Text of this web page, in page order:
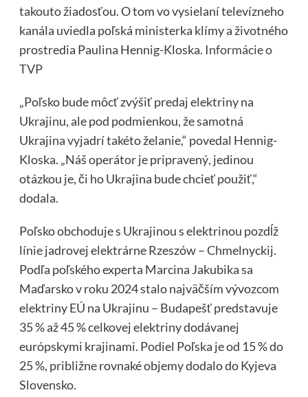
takouto žiadosťou. O tom vo vysielaní televízneho
kanála uviedla poľská ministerka klímy a životného
prostredia Paulina Hennig-Kloska. Informácie o
TVP
„Poľsko bude môcť zvýšiť predaj elektriny na
Ukrajinu, ale pod podmienkou, že samotná
Ukrajina vyjadrí takéto želanie,“ povedal Hennig-
Kloska. „Náš operátor je pripravený, jedinou
otázkou je, či ho Ukrajina bude chcieť použiť,“
dodala.
Poľsko obchoduje s Ukrajinou s elektrinou pozdĺž
línie jadrovej elektrárne Rzeszów – Chmelnyckij.
Podľa poľského experta Marcina Jakubika sa
Maďarsko v roku 2024 stalo najväčším vývozcom
elektriny EÚ na Ukrajinu – Budapešť predstavuje
35 % až 45 % celkovej elektriny dodávanej
európskymi krajinami. Podiel Poľska je od 15 % do
25 %, približne rovnaké objemy dodalo do Kyjeva
Slovensko.